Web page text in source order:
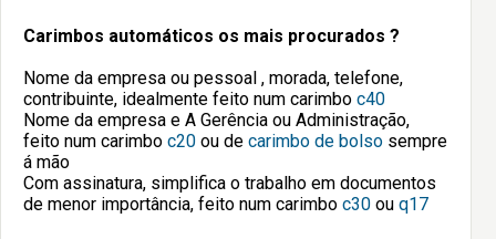
Carimbos automáticos os mais procurados ?
Nome da empresa ou pessoal , morada, telefone,
contribuinte, idealmente feito num carimbo c40
Nome da empresa e A Gerência ou Administração,
feito num carimbo c20 ou de carimbo de bolso sempre
á mão
Com assinatura, simplifica o trabalho em documentos
de menor importância, feito num carimbo c30 ou q17